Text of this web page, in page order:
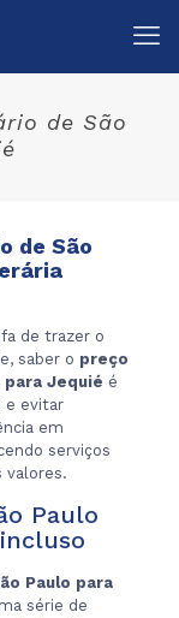
de São
de São
de trazer o
saber o preço
Jequié é
e evitar
em
serviços
valores.
Paulo
Paulo para
série de